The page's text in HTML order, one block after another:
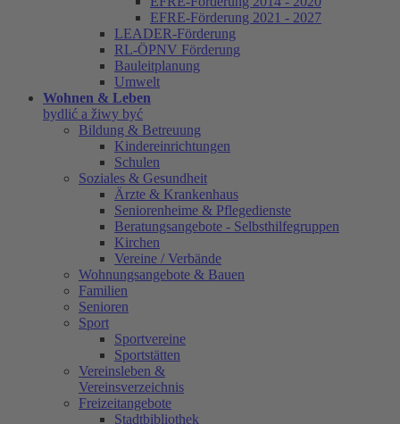
EFRE-Förderung 2021 - 2027
LEADER-Förderung
RL-ÖPNV Förderung
Bauleitplanung
Umwelt
Wohnen & Leben
bydlić a žiwy być
Bildung & Betreuung
Kindereinrichtungen
Schulen
Soziales & Gesundheit
Ärzte & Krankenhaus
Seniorenheime & Pflegedienste
Beratungsangebote - Selbsthilfegruppen
Kirchen
Vereine / Verbände
Wohnungsangebote & Bauen
Familien
Senioren
Sport
Sportvereine
Sportstätten
Vereinsleben &
Vereinsverzeichnis
Freizeitangebote
Stadtbibliothek